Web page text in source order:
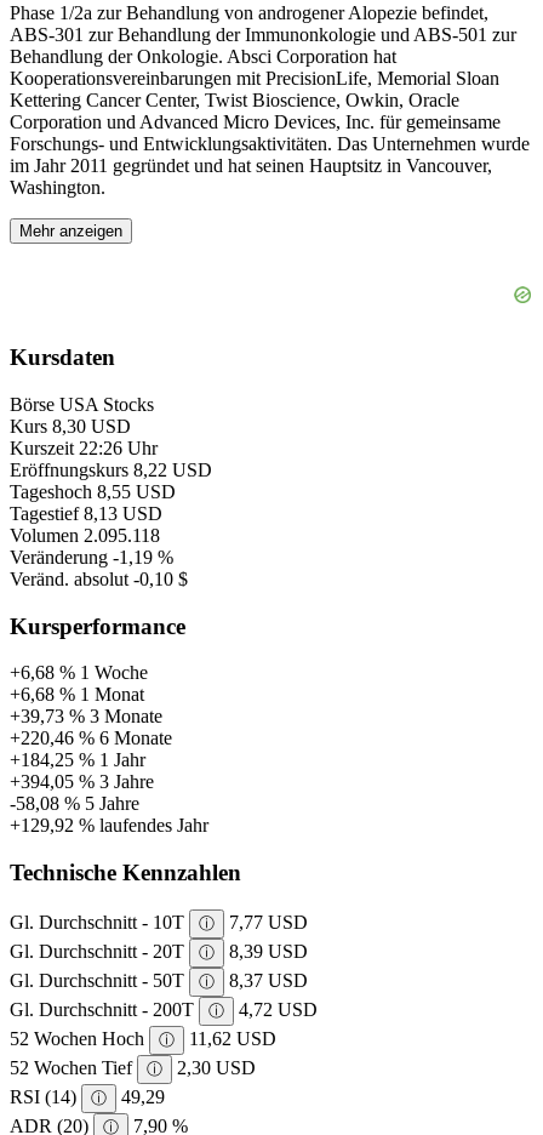
Phase 1/2a zur Behandlung von androgener Alopezie befindet,
ABS-301 zur Behandlung der Immunonkologie und ABS-501 zur
Behandlung der Onkologie. Absci Corporation hat
Kooperationsvereinbarungen mit PrecisionLife, Memorial Sloan
Kettering Cancer Center, Twist Bioscience, Owkin, Oracle
Corporation und Advanced Micro Devices, Inc. für gemeinsame
Forschungs- und Entwicklungsaktivitäten. Das Unternehmen wurde
im Jahr 2011 gegründet und hat seinen Hauptsitz in Vancouver,
Washington.
Mehr anzeigen
Kursdaten
Börse USA Stocks
Kurs 8,30 USD
Kurszeit 22:26 Uhr
Eröffnungskurs 8,22 USD
Tageshoch 8,55 USD
Tagestief 8,13 USD
Volumen 2.095.118
Veränderung -1,19 %
Veränd. absolut -0,10 $
Kursperformance
+6,68 % 1 Woche
+6,68 % 1 Monat
+39,73 % 3 Monate
+220,46 % 6 Monate
+184,25 % 1 Jahr
+394,05 % 3 Jahre
-58,08 % 5 Jahre
+129,92 % laufendes Jahr
Technische Kennzahlen
Gl. Durchschnitt - 10T ⓘ
7,77 USD
Gl. Durchschnitt - 20T
ⓘ
8,39 USD
Gl. Durchschnitt - 50T
ⓘ
8,37 USD
Gl. Durchschnitt - 200T
ⓘ
4,72 USD
52 Wochen Hoch
ⓘ
11,62 USD
52 Wochen Tief
ⓘ
2,30 USD
RSI (14)
ⓘ
49,29
ADR (20)
ⓘ 7,90 %